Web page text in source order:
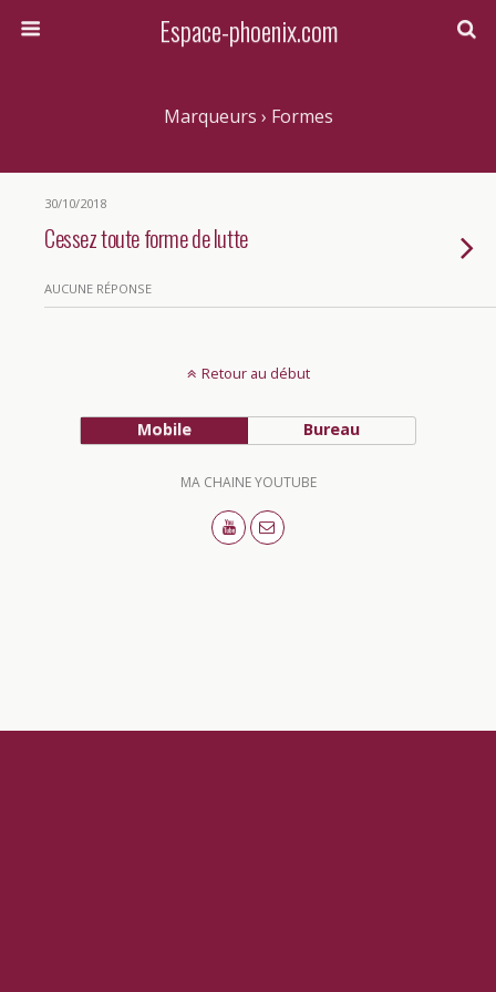
Espace-phoenix.com
Marqueurs › Formes
30/10/2018
Cessez toute forme de lutte
AUCUNE RÉPONSE
Retour au début
Mobile Bureau
MA CHAINE YOUTUBE